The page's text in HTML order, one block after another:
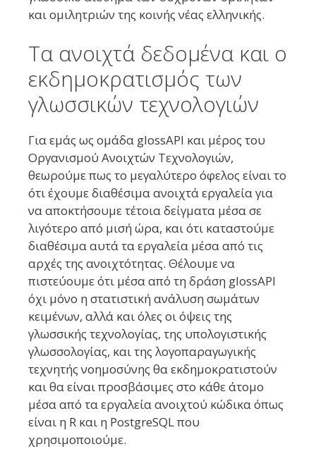
και ομιλητριών της κοινής νέας ελληνικής.
Τα ανοιχτά δεδομένα και ο
εκδημοκρατισμός των
γλωσσικών τεχνολογιών
Για εμάς ως ομάδα glossAPI και μέρος του
Οργανισμού Ανοιχτών Τεχνολογιών,
θεωρούμε πως το μεγαλύτερο όφελος είναι το
ότι έχουμε διαθέσιμα ανοιχτά εργαλεία για
να αποκτήσουμε τέτοια δείγματα μέσα σε
λιγότερο από μισή ώρα, και ότι καταστούμε
διαθέσιμα αυτά τα εργαλεία μέσα από τις
αρχές της ανοιχτότητας. Θέλουμε να
πιστεύουμε ότι μέσα από τη δράση glossAPI
όχι μόνο η στατιστική ανάλυση σωμάτων
κειμένων, αλλά και όλες οι όψεις της
γλωσσικής τεχνολογίας, της υπολογιστικής
γλωσσολογίας, και της λογοπαραγωγικής
τεχνητής νοημοσύνης θα εκδημοκρατιστούν
και θα είναι προσβάσιμες στο κάθε άτομο
μέσα από τα εργαλεία ανοιχτού κώδικα όπως
είναι η R και η PostgreSQL που
χρησιμοποιούμε.